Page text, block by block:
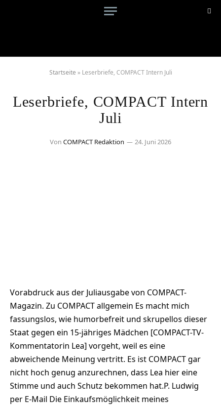
Startseite » Leserbriefe, COMPACT Intern Juli
Leserbriefe, COMPACT Intern
Juli
Von COMPACT Redaktion 24. Juni 2026
Vorabdruck aus der Juliausgabe von COMPACT-
Magazin. Zu COMPACT allgemein Es macht mich
fassungslos, wie humorbefreit und skrupellos dieser
Staat gegen ein 15-jähriges Mädchen [COMPACT-TV-
Kommentatorin Lea] vorgeht, weil es eine
abweichende Meinung vertritt. Es ist COMPACT gar
nicht hoch genug anzurechnen, dass Lea hier eine
Stimme und auch Schutz bekommen hat.P. Ludwig
per E-Mail Die Einkaufsmöglichkeit meines